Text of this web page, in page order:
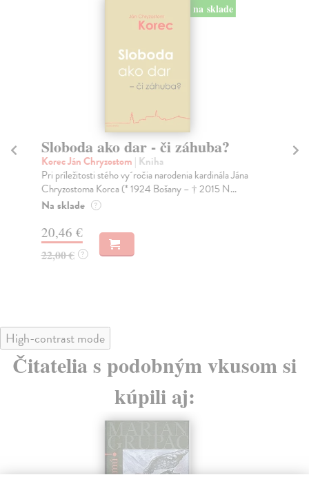
na sklade
Sloboda ako dar - či záhuba?
Korec Ján Chryzostom | Kniha
Pri príležitosti stého vy´ročia narodenia kardinála Jána
Chryzostoma Korca (* 1924 Bošany – † 2015 N...
Na sklade ?
20,46 €
22,00 € ?
High-contrast mode
Čitatelia s podobným vkusom si
kúpili aj: